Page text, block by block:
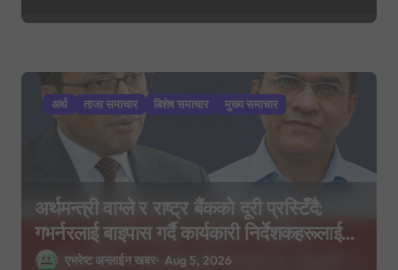
अर्थ ताजा समाचार बिशेष समाचार मुख्य समाचार
अर्थमन्त्री वाग्ले र राष्ट्र बैंकको दूरी प्रस्टिँदै:
गभर्नरलाई बाइपास गर्दै कार्यकारी निर्देशकहरूलाई
मन्त्रालय बोलाइयो
एभरेष्ट अन्लाईन खबर Aug 5, 2026